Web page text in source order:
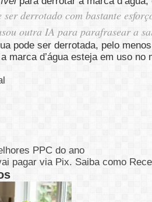
ser derrotado com bastante
outra IA para parafrasear a
pode ser derrotada, pelo
marca d’água esteja em uso
PPC do ano
pagar via Pix. Saiba como